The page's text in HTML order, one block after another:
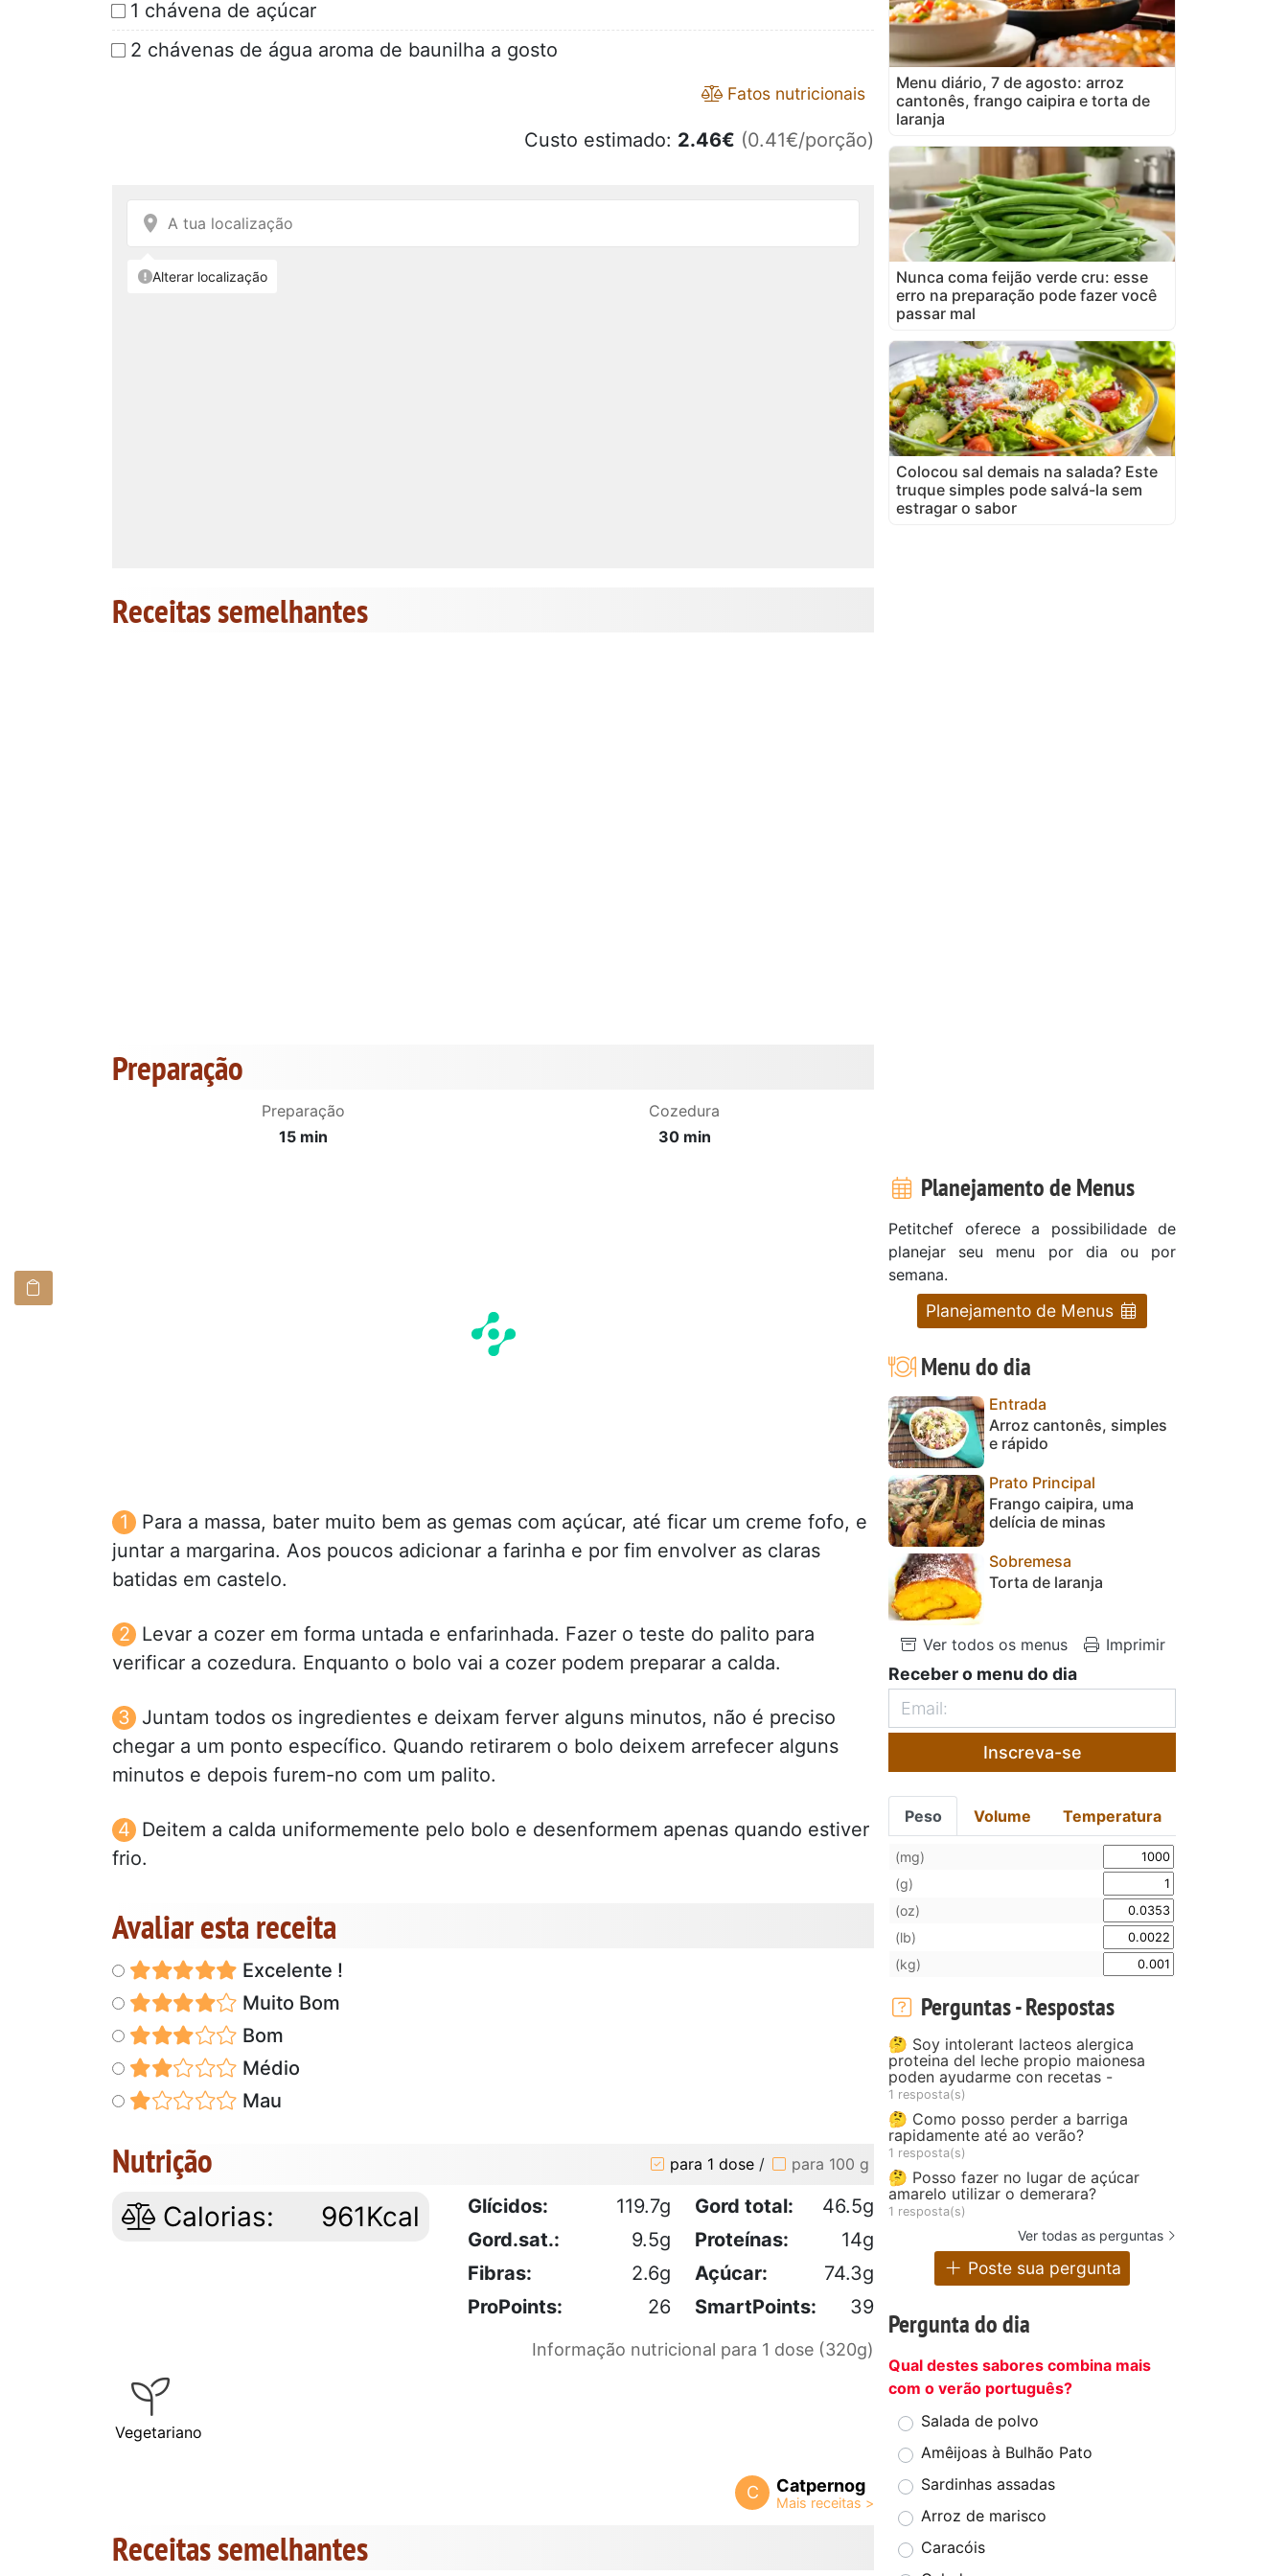
1 chávena de açúcar
2 chávenas de água aroma de baunilha a gosto
Fatos nutricionais
Custo estimado: 2.46€ (0.41€/porção)
Receitas semelhantes
Preparação
Preparação
15 min
Cozedura
30 min
Para a massa, bater muito bem as gemas com açúcar, até ficar um creme fofo, e
juntar a margarina. Aos poucos adicionar a farinha e por fim envolver as claras
batidas em castelo.
Levar a cozer em forma untada e enfarinhada. Fazer o teste do palito para
verificar a cozedura. Enquanto o bolo vai a cozer podem preparar a calda.
Juntam todos os ingredientes e deixam ferver alguns minutos, não é preciso
chegar a um ponto específico. Quando retirarem o bolo deixem arrefecer alguns
minutos e depois furem-no com um palito.
Deitem a calda uniformemente pelo bolo e desenformem apenas quando estiver
frio.
Avaliar esta receita
Excelente !
Muito Bom
Bom
Médio
Mau
Nutrição para 1 dose / para 100 g
Calorias: 961Kcal Glícidos: 119.7g Gord total:
46.5g
Gord.sat.:
9.5g Proteínas:
14g
Fibras:
2.6g Açúcar:
74.3g
ProPoints:
26 SmartPoints: 39
Informação nutricional para 1 dose (320g)
Vegetariano
C Catpernog
Receitas semelhantes
Menu diário, 7 de agosto: arroz
cantonês, frango caipira e torta de
laranja
Nunca coma feijão verde cru: esse
erro na preparação pode fazer você
passar mal
Colocou sal demais na salada? Este
truque simples pode salvá-la sem
estragar o sabor
Planejamento de Menus
Petitchef oferece a possibilidade de
planejar seu menu por dia ou por
semana.
Planejamento de Menus
Menu do dia
Entrada
Arroz cantonês, simples
e rápido
Prato Principal
Frango caipira, uma
delícia de minas
Sobremesa
Torta de laranja
Ver todos os menus Imprimir
Receber o menu do dia
Inscreva-se
Peso Volume Temperatura
(mg)
(g)
(oz)
(lb)
(kg)
Perguntas - Respostas
🤔 Soy intolerant lacteos alergica
proteina del leche propio maionesa
poden ayudarme con recetas -
1 resposta(s)
🤔 Como posso perder a barriga
rapidamente até ao verão?
1 resposta(s)
🤔 Posso fazer no lugar de açúcar
amarelo utilizar o demerara?
1 resposta(s)
Ver todas as perguntas
Poste sua pergunta
Pergunta do dia
Qual destes sabores combina mais
com o verão português?
Salada de polvo
Amêijoas à Bulhão Pato
Sardinhas assadas
Arroz de marisco
Caracóis